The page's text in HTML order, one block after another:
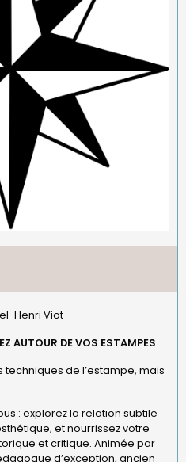
Henri Viot
AUTOUR DE VOS ESTAMPES
de l’estampe, mais
: explorez la relation subtile
et nourrissez votre
et critique. Animée par
d’exception, ancien